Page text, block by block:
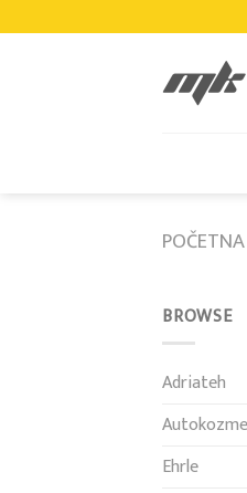
to
POČETNA
BROWSE
Adriateh
Ehrle